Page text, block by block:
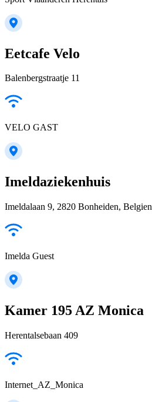
Eetcafe Velo
Balenbergstraatje 11
VELO GAST
Imeldaziekenhuis
Imeldalaan 9, 2820 Bonheiden, Belgien
Imelda Guest
Kamer 195 AZ Monica
Herentalsebaan 409
Internet_AZ_Monica